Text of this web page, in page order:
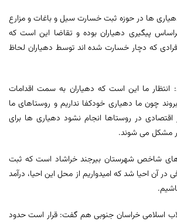
ها در حوزه ثبت خسارت سیل و باغات و مزارع
پیگیری دهیاران بوده و تقاضا این است که
که دچار خسارت شده اند توسط دهیاران لحاظ
انتظار ما این است که دهیاران به سمت اقدامات
چون ما دهیاری خودکفا نداریم و روستاهای ما
در روستاها انجام نشود دهیاری ها برای
مشکل می شوند.
شاخص شهرستان بیرجند خراشاد است که ثبت
آن احیا شد که امیدواریم از محل این احیا، درآمد
اسلامی خراسان جنوبی هم گفت: قرار است حدود